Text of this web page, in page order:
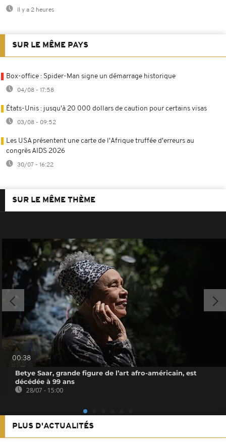
Il y a 2 heures
SUR LE MÊME PAYS
Box-office : Spider-Man signe un démarrage historique
04/08 - 17:58
États-Unis : jusqu'à 20 000 dollars de caution pour certains visas
03/08 - 09:52
Les USA présentent une carte de l'Afrique truffée d'erreurs au
congrès AIDS 2026
30/07 - 16:22
SUR LE MÊME THÈME
00:38
Betye Saar, grande figure de l’art afro-américain, est
décédée à 99 ans
28/07 - 15:00
PLUS D'ACTUALITÉS